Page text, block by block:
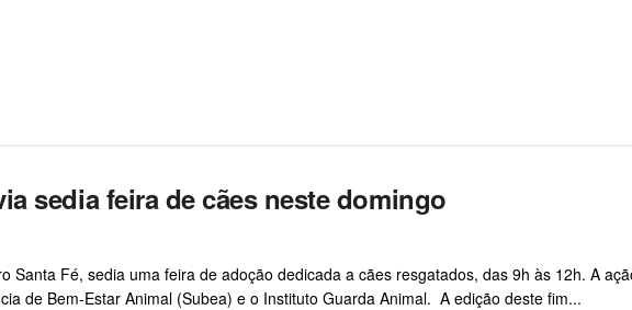
sedia feira de cães neste domingo
Santa Fé, sedia uma feira de adoção dedicada a cães resgatados, das 9h às 12h. A
de Bem-Estar Animal (Subea) e o Instituto Guarda Animal. A edição deste fim...